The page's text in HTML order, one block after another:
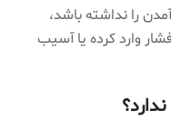
را نداشته باشد،
وارد کرده یا آسیب